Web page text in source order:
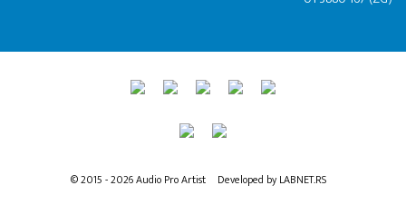
© 2015 - 2026 Audio Pro Artist Developed by LABNET.RS